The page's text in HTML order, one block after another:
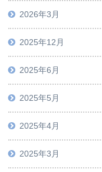
2026年3月
2025年12月
2025年6月
2025年5月
2025年4月
2025年3月